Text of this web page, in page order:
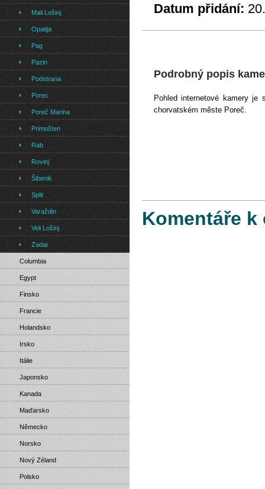
Datum přidání:
Podrobný popis
Pohled internetové kamery
chorvatském měste Poreč.
Komentáře k
Mali Lošinj
Opatija
Pag
Pazin
Podstrana
Porec
Poreč Marina
Primošten
Rab
Rovinj
Šibenik
Split
Varaždin
Veli Lošinj
Zadar
Columbia
Egypt
Finsko
Francie
Holandsko
Irsko
Itálie
Japonsko
Kanada
Maďarsko
Německo
Norsko
Nový Zéland
Polsko